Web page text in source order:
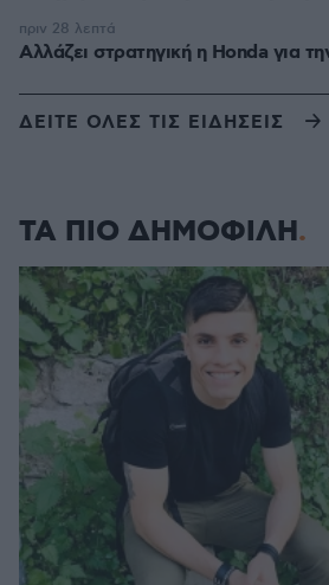
Αλλάζει στρατηγική η Honda για
πριν 28 λεπτά
ΔΕΙΤΕ ΟΛΕΣ ΤΙΣ ΕΙΔΗΣΕΙΣ
ΤΑ ΠΙΟ ΔΗΜΟΦΙΛΗ